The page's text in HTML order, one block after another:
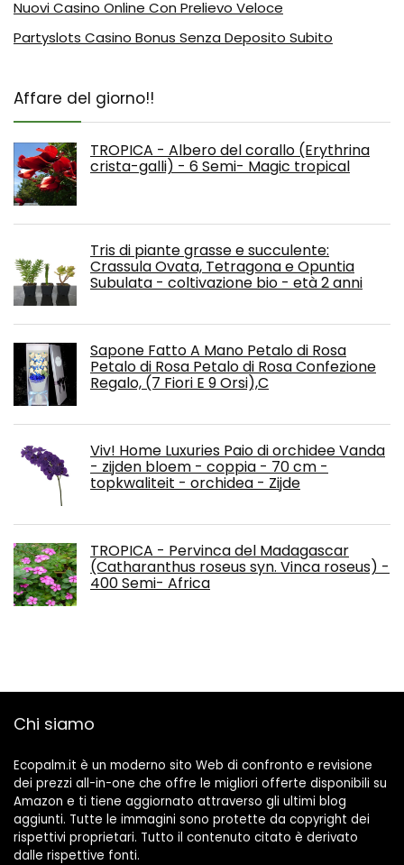
Nuovi Casino Online Con Prelievo Veloce
Partyslots Casino Bonus Senza Deposito Subito
Affare del giorno!!
TROPICA - Albero del corallo (Erythrina
crista-galli) - 6 Semi- Magic tropical
Tris di piante grasse e succulente:
Crassula Ovata, Tetragona e Opuntia
Subulata - coltivazione bio - età 2 anni
Sapone Fatto A Mano Petalo di Rosa
Petalo di Rosa Petalo di Rosa Confezione
Regalo, (7 Fiori E 9 Orsi),C
Viv! Home Luxuries Paio di orchidee Vanda
- zijden bloem - coppia - 70 cm -
topkwaliteit - orchidea - Zijde
TROPICA - Pervinca del Madagascar
(Catharanthus roseus syn. Vinca roseus) -
400 Semi- Africa
Chi siamo
Ecopalm.it è un moderno sito Web di confronto e revisione
dei prezzi all-in-one che offre le migliori offerte disponibili su
Amazon e ti tiene aggiornato attraverso gli ultimi blog
aggiunti. Tutte le immagini sono protette da copyright dei
rispettivi proprietari. Tutto il contenuto citato è derivato
dalle rispettive fonti.